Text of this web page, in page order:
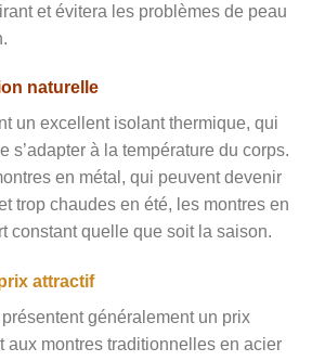
et évitera les problèmes de peau
naturelle
un excellent isolant thermique, qui
s’adapter à la température du corps.
en métal, qui peuvent devenir
trop chaudes en été, les montres en
constant quelle que soit la saison.
attractif
généralement un prix
aux montres traditionnelles en acier